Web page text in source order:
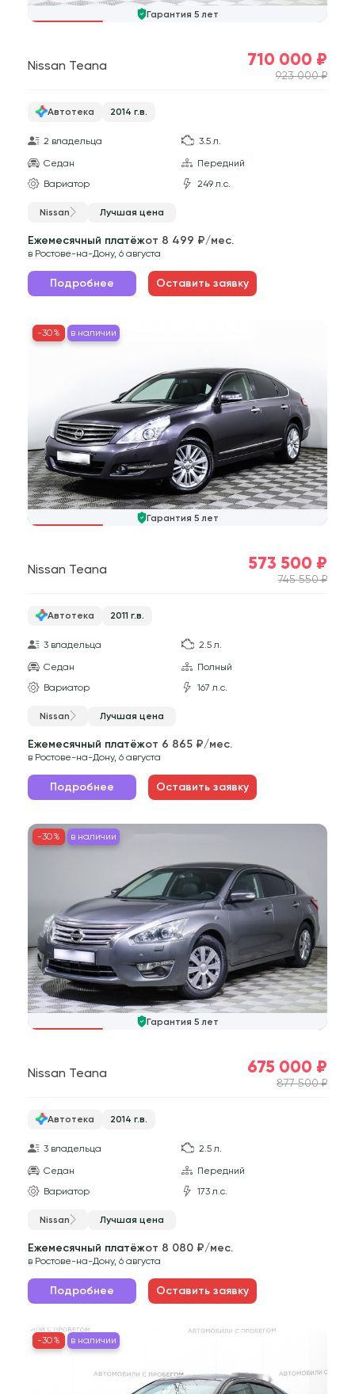
Гарантия 5 лет
Nissan Teana 710 000 ₽
923 000 ₽
Автотека 2014 г.в.
2 владельца
3.5 л.
Седан
Передний
Вариатор
249 л.с.
Nissan Лучшая цена
Ежемесячный платёжот 8 499 ₽/мес.
в Ростове-на-Дону, 6 августа
Подробнее Оставить заявку
-30% в наличии
Гарантия 5 лет
Nissan Teana 573 500 ₽
745 550 ₽
Автотека 2011 г.в.
3 владельца
2.5 л.
Седан
Полный
Вариатор
167 л.с.
Nissan Лучшая цена
Ежемесячный платёжот 6 865 ₽/мес.
в Ростове-на-Дону, 6 августа
Подробнее Оставить заявку
-30% в наличии
Гарантия 5 лет
Nissan Teana 675 000 ₽
877 500 ₽
Автотека 2014 г.в.
3 владельца
2.5 л.
Седан
Передний
Вариатор
173 л.с.
Nissan Лучшая цена
Ежемесячный платёжот 8 080 ₽/мес.
в Ростове-на-Дону, 6 августа
Подробнее Оставить заявку
-30% в наличии